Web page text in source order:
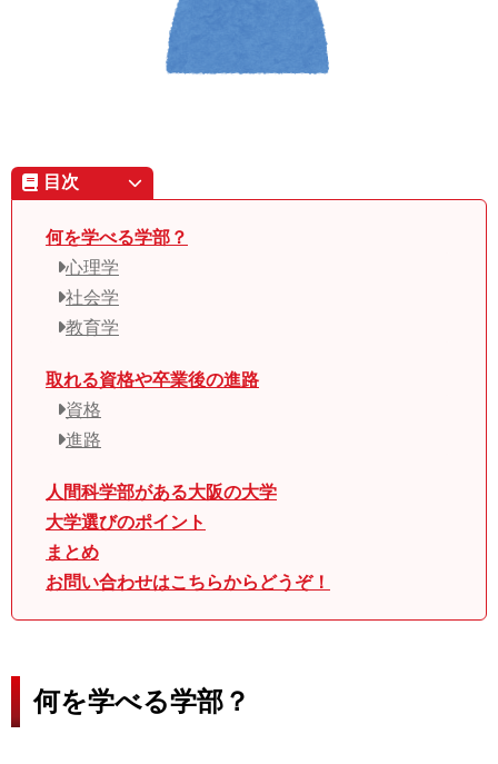
目次
何を学べる学部？
心理学
社会学
教育学
取れる資格や卒業後の進路
資格
進路
人間科学部がある大阪の大学
大学選びのポイント
まとめ
お問い合わせはこちらからどうぞ！
何を学べる学部？